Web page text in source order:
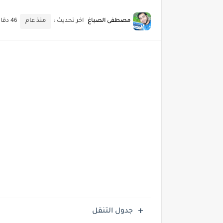
مصطفى الصباغ اخر تحديث : منذ عام 46 دقائق للقراءة
جدول التنقل